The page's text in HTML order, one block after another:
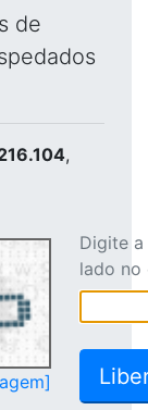
de
,
Digite
lado no